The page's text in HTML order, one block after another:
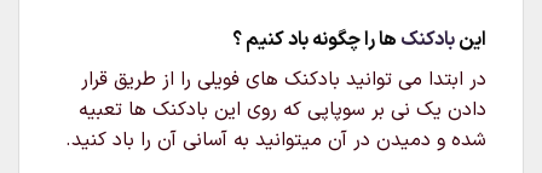
اینبادکنک ها را چگونه باد کنیم ؟
در ابتدا می توانید بادکنک های فویلی را از طریق قرار
دادن یک نی بر سوپاپی که روی این بادکنک ها تعبیه
شده و دمیدن در آن میتوانید به آسانی آن را باد کنید.